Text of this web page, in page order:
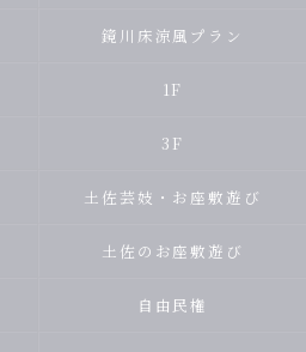
鏡川床涼風プラン
1F
3F
土佐芸妓・お座敷遊び
土佐のお座敷遊び
自由民権